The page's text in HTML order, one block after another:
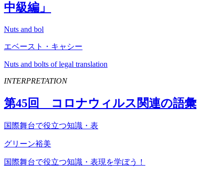
中級編」
Nuts and bol
エベースト・キャシー
Nuts and bolts of legal translation
INTERPRETATION
第45回 コロナウィルス関連の語彙
国際舞台で役立つ知識・表
グリーン裕美
国際舞台で役立つ知識・表現を学ぼう！